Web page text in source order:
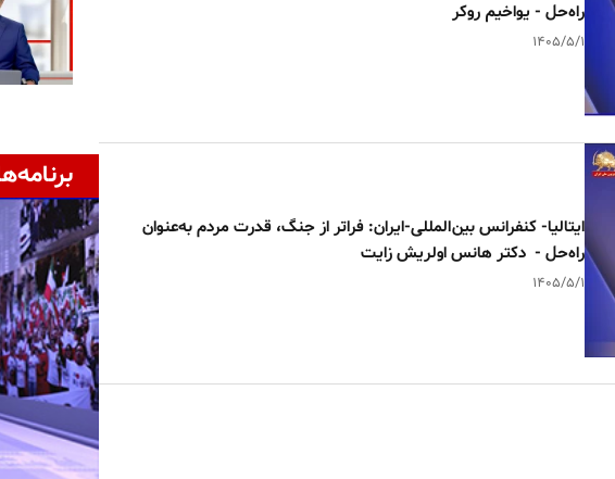
راه‌حل - یواخیم روکر
۱۴۰۵/۵/۱
ایتالیا- کنفرانس بین‌المللی-ایران: فراتر از جنگ، قدرت مردم به‌عنوان
راه‌حل - دکتر هانس اولریش زایت
۱۴۰۵/۵/۱